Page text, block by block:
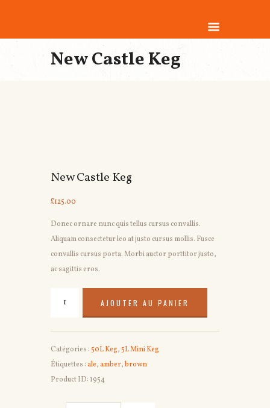
New Castle Keg
New Castle Keg
£125.00
Donec ornare nunc quis tellus cursus convallis.
Aliquam consectetur leo at justo cursus mollis. Fusce
convallis cursus porta. Morbi auctor porttitor justo,
ac sagittis eros.
AJOUTER AU PANIER
Catégories : 50L Keg, 5L Mini Keg
Étiquettes :ale,amber,brown
Product ID: 1954